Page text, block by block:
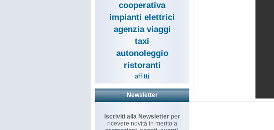
cooperativa
impianti elettrici
agenzia viaggi
taxi
autonoleggio
ristoranti
affitti
Newsletter
Iscriviti alla Newsletter per
ricevere novità in merito a